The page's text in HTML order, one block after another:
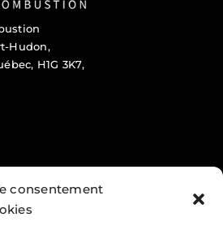
consentement
Hudon,
H1G 3K7,